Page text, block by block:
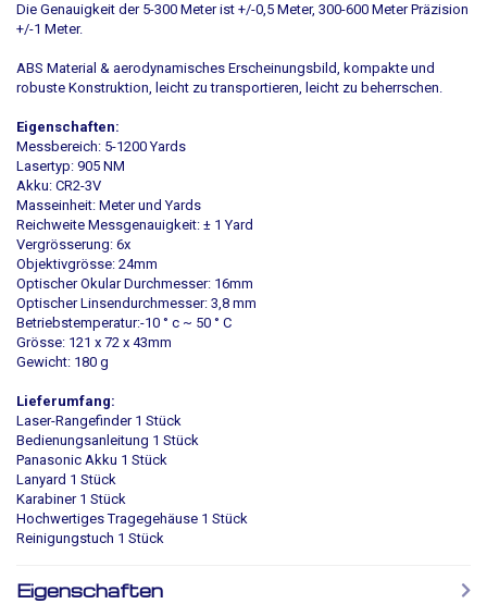
Die Genauigkeit der 5-300 Meter ist +/-0,5 Meter, 300-600 Meter Präzision
+/-1 Meter.
ABS Material & aerodynamisches Erscheinungsbild, kompakte und
robuste Konstruktion, leicht zu transportieren, leicht zu beherrschen.
Eigenschaften:
Messbereich: 5-1200 Yards
Lasertyp: 905 NM
Akku: CR2-3V
Masseinheit: Meter und Yards
Reichweite Messgenauigkeit: ± 1 Yard
Vergrösserung: 6x
Objektivgrösse: 24mm
Optischer Okular Durchmesser: 16mm
Optischer Linsendurchmesser: 3,8 mm
Betriebstemperatur:-10 ° c ~ 50 ° C
Grösse: 121 x 72 x 43mm
Gewicht: 180 g
Lieferumfang:
Laser-Rangefinder 1 Stück
Bedienungsanleitung 1 Stück
Panasonic Akku 1 Stück
Lanyard 1 Stück
Karabiner 1 Stück
Hochwertiges Tragegehäuse 1 Stück
Reinigungstuch 1 Stück
Eigenschaften